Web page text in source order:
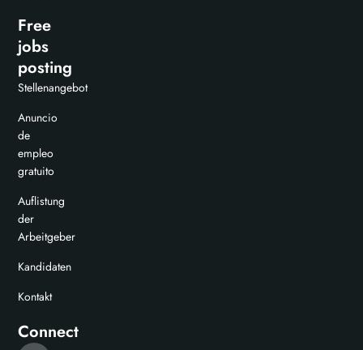
Free
jobs
posting
Stellenangebot
Anuncio
de
empleo
gratuito
Auflistung
der
Arbeitgeber
Kandidaten
Kontakt
Connect